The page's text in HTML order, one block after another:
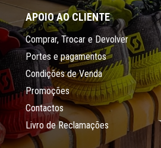
APOIO AO CLIENTE
Comprar, Trocar e Devolver
Portes e pagamentos
Condições de Venda
Promoções
Contactos
Livro de Reclamações